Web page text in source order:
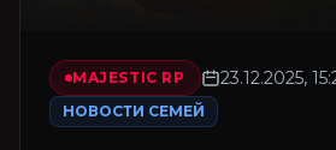
MAJESTIC RP 23.12.2025,
НОВОСТИ СЕМЕЙ